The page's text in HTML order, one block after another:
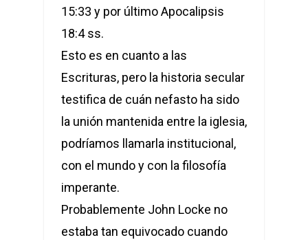
15:33 y por último Apocalipsis
18:4 ss.
Esto es en cuanto a las
Escrituras, pero la historia secular
testifica de cuán nefasto ha sido
la unión mantenida entre la iglesia,
podríamos llamarla institucional,
con el mundo y con la filosofía
imperante.
Probablemente John Locke no
estaba tan equivocado cuando